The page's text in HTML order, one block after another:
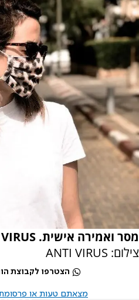
מסר ואמירה אישית. ANTI VIRUS
צילום: ANTI VIRUS
הצטרפו לקבוצת
מצאתם טעות או פרסומת